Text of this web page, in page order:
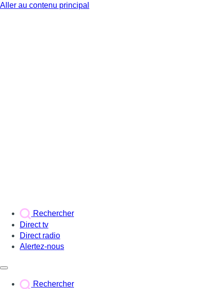
Aller au contenu principal
Rechercher
Direct tv
Direct radio
Alertez-nous
Rechercher